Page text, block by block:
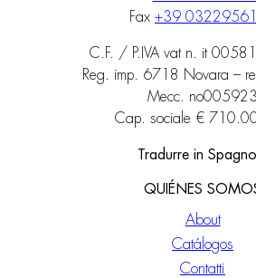
Fax +39
C.F. / P.IVA vat n. it
Reg. imp. 6718 Novara –
Mecc. no005923
Cap. sociale €
Tradurre in
QUIÉNES
About
Catálogos
Contatti